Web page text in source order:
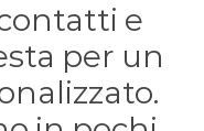
e
per un